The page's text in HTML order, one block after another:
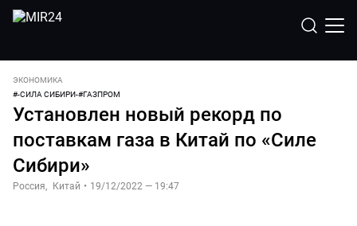
ЭКОНОМИКА
#-СИЛА СИБИРИ-#ГАЗПРОМ
Установлен новый рекорд по
поставкам газа в Китай по «Силе
Сибири»
Россия, Китай • 19/12/2022 — 19:47